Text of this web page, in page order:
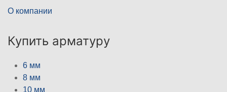
О компании
Купить арматуру
6 мм
8 мм
10 мм